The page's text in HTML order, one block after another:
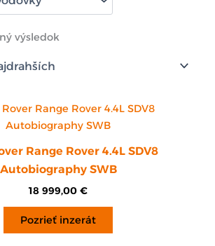
výsledok
Range Rover 4.4L SDV8
Autobiography SWB
18 999,00 €
Pozrieť inzerát